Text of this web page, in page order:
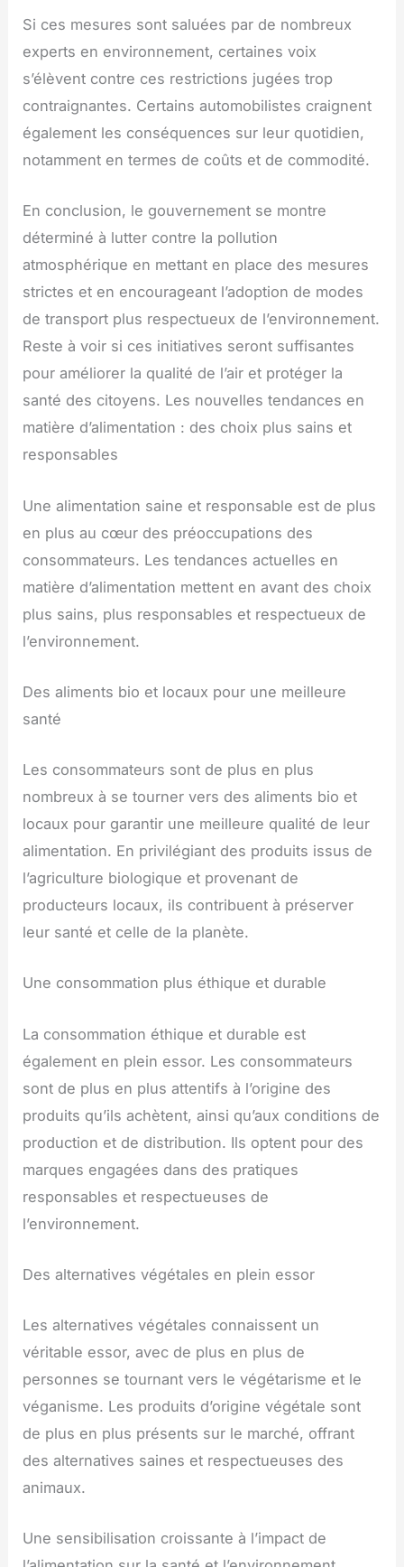
Si ces mesures sont saluées par de nombreux
experts en environnement, certaines voix
s’élèvent contre ces restrictions jugées trop
contraignantes. Certains automobilistes craignent
également les conséquences sur leur quotidien,
notamment en termes de coûts et de commodité.
En conclusion, le gouvernement se montre
déterminé à lutter contre la pollution
atmosphérique en mettant en place des mesures
strictes et en encourageant l’adoption de modes
de transport plus respectueux de l’environnement.
Reste à voir si ces initiatives seront suffisantes
pour améliorer la qualité de l’air et protéger la
santé des citoyens. Les nouvelles tendances en
matière d’alimentation : des choix plus sains et
responsables
Une alimentation saine et responsable est de plus
en plus au cœur des préoccupations des
consommateurs. Les tendances actuelles en
matière d’alimentation mettent en avant des choix
plus sains, plus responsables et respectueux de
l’environnement.
Des aliments bio et locaux pour une meilleure
santé
Les consommateurs sont de plus en plus
nombreux à se tourner vers des aliments bio et
locaux pour garantir une meilleure qualité de leur
alimentation. En privilégiant des produits issus de
l’agriculture biologique et provenant de
producteurs locaux, ils contribuent à préserver
leur santé et celle de la planète.
Une consommation plus éthique et durable
La consommation éthique et durable est
également en plein essor. Les consommateurs
sont de plus en plus attentifs à l’origine des
produits qu’ils achètent, ainsi qu’aux conditions de
production et de distribution. Ils optent pour des
marques engagées dans des pratiques
responsables et respectueuses de
l’environnement.
Des alternatives végétales en plein essor
Les alternatives végétales connaissent un
véritable essor, avec de plus en plus de
personnes se tournant vers le végétarisme et le
véganisme. Les produits d’origine végétale sont
de plus en plus présents sur le marché, offrant
des alternatives saines et respectueuses des
animaux.
Une sensibilisation croissante à l’impact de